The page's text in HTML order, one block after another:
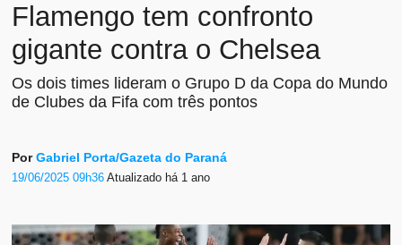
Flamengo tem confronto
gigante contra o Chelsea
Os dois times lideram o Grupo D da Copa do Mundo
de Clubes da Fifa com três pontos
PorGabriel Porta/Gazeta do Paraná
19/06/2025 09h36Atualizado há 1 ano